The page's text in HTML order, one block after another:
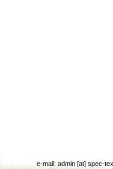
e-mail: admin [at] spec-